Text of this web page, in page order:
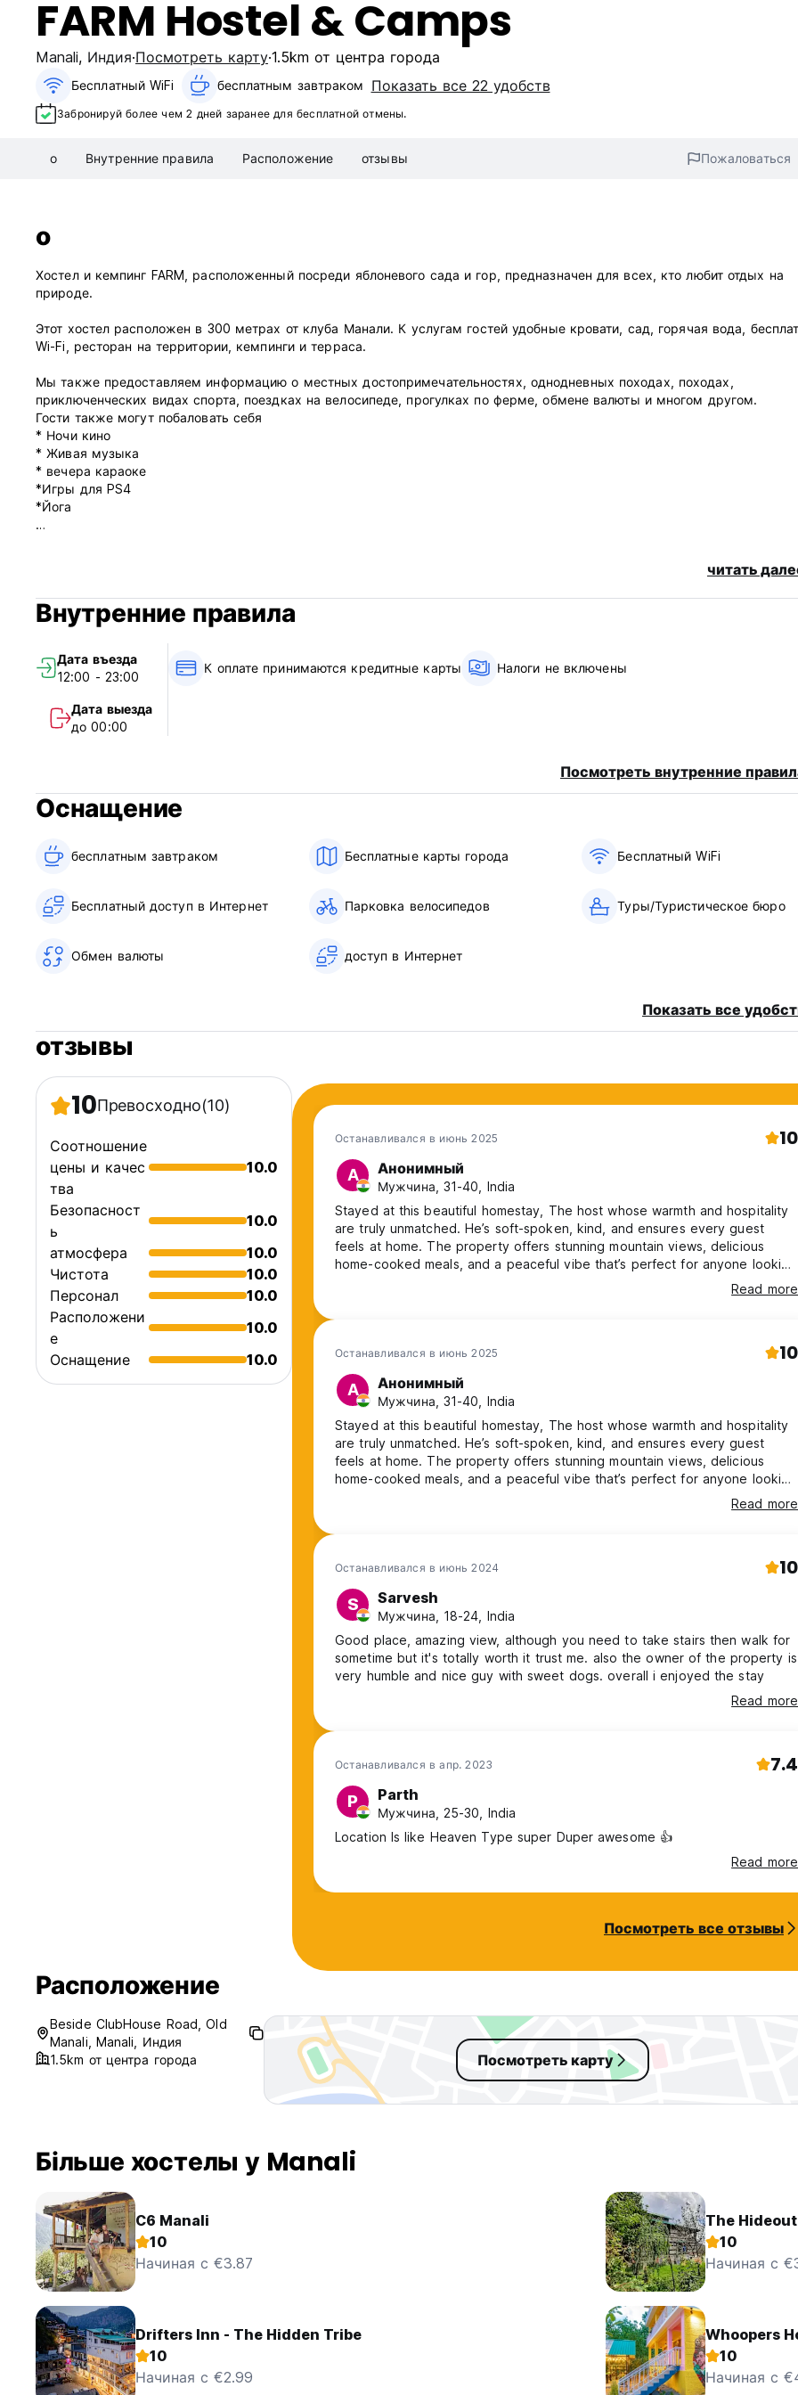
FARM Hostel & Camps
Manali, Индия Посмотреть карту 1.5km от центра города
Бесплатный WiFi бесплатным завтраком‎ Показать все 22 удобств
Забронируй более чем 2 дней заранее для бесплатной отмены.
о Внутренние правила Расположение отзывы Пожаловаться
о
Хостел и кемпинг FARM, расположенный посреди яблоневого сада и гор, предназначен для всех, кто любит отдых на
природе.
Этот хостел расположен в 300 метрах от клуба Манали. К услугам гостей удобные кровати, сад, горячая вода,
Wi-Fi, ресторан на территории, кемпинги и терраса.
Мы также предоставляем информацию о местных достопримечательностях, однодневных походах, походах,
приключенческих видах спорта, поездках на велосипеде, прогулках по ферме, обмене валюты и многом другом.
Гости также могут побаловать себя
* Ночи кино
* Живая музыка
* вечера караоке
*Игры для PS4
*Йога
Заезд с 12:00 до 23:00.
Выезд до 11:00.
Оплата по прибытии наличными.
Завтрак не включен.
Без комендантского часа.
В номере курение запрещено, но есть место для курения. (Auto-translated from original language)
читать
Внутренние правила
Дата въезда
12:00 - 23:00
Дата выезда
до 00:00
К оплате принимаются кредитные карты Налоги не включены
Посмотреть внутренние
Оснащение
бесплатным завтраком‎ Бесплатные карты города Бесплатный WiFi
Бесплатный доступ в Интернет Парковка велосипедов Туры/Туристическое бюро
Обмен валюты доступ в Интернет
Показать все
отзывы
10Превосходно(10)
Соотношение
цены и качес
тва
10.0
Безопасност
ь
10.0
атмосфера
10.0
Чистота
10.0
Персонал
10.0
Расположени
е
10.0
Оснащение
10.0
Останавливался в июнь 2025 10
А Анонимный
Мужчина, 31-40, India
Stayed at this beautiful homestay, The host whose warmth and hospitality
are truly unmatched. He’s soft-spoken, kind, and ensures every guest
feels at home. The property offers stunning mountain views, delicious
home-cooked meals, and a peaceful vibe that’s perfect for anyone looking
to unwind and detox from the chaos of everyday life. A truly rejuvenating
Read more
Останавливался в июнь 2025 10
А Анонимный
Мужчина, 31-40, India
Stayed at this beautiful homestay, The host whose warmth and hospitality
are truly unmatched. He’s soft-spoken, kind, and ensures every guest
feels at home. The property offers stunning mountain views, delicious
home-cooked meals, and a peaceful vibe that’s perfect for anyone looking
to unwind and detox from the chaos of everyday life. A truly rejuvenating
Read more
Останавливался в июнь 2024 10
S Sarvesh
Мужчина, 18-24, India
Good place, amazing view, although you need to take stairs then walk for
sometime but it's totally worth it trust me. also the owner of the property is
very humble and nice guy with sweet dogs. overall i enjoyed the stay
Read more
Останавливался в апр. 2023 7.4
P Parth
Мужчина, 25-30, India
Location Is like Heaven Type super Duper awesome 👍
Read more
Посмотреть все отзывы
Расположение
Beside ClubHouse Road, Old
Manali, Manali, Индия
1.5km от центра города
Посмотреть карту
Більше хостелы у Manali
C6 Manali
10
Начиная с €3.87
The
10
Начиная с
Drifters Inn - The Hidden Tribe
10
Начиная с €2.99
Whoopers
10
Начиная с